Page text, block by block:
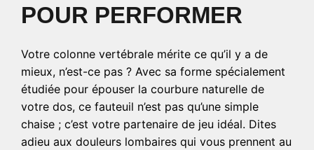
POUR PERFORMER
Votre colonne vertébrale mérite ce qu’il y a de
mieux, n’est-ce pas ? Avec sa forme spécialement
étudiée pour épouser la courbure naturelle de
votre dos, ce fauteuil n’est pas qu’une simple
chaise ; c’est votre partenaire de jeu idéal. Dites
adieu aux douleurs lombaires qui vous prennent au